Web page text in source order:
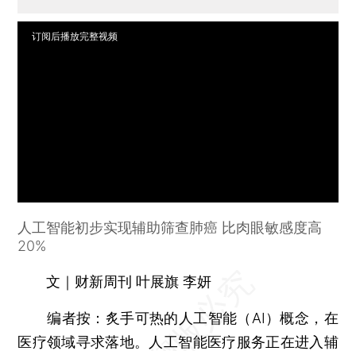
订阅后播放完整视频
人工智能初步实现辅助筛查肺癌 比肉眼敏感度高
20%
文｜财新周刊 叶展旗 李妍
编者按： 炙手可热的人工智能（AI）概念，在
医疗领域寻求落地。人工智能医疗服务正在进入辅